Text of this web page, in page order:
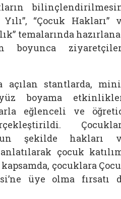
“Çocuk Hakları”
temalarında
boyunca
açılan stantlarda,
boyama
eğlenceli ve
şekilde hakları
çocuk
çocuklara
üye olma fırsatı